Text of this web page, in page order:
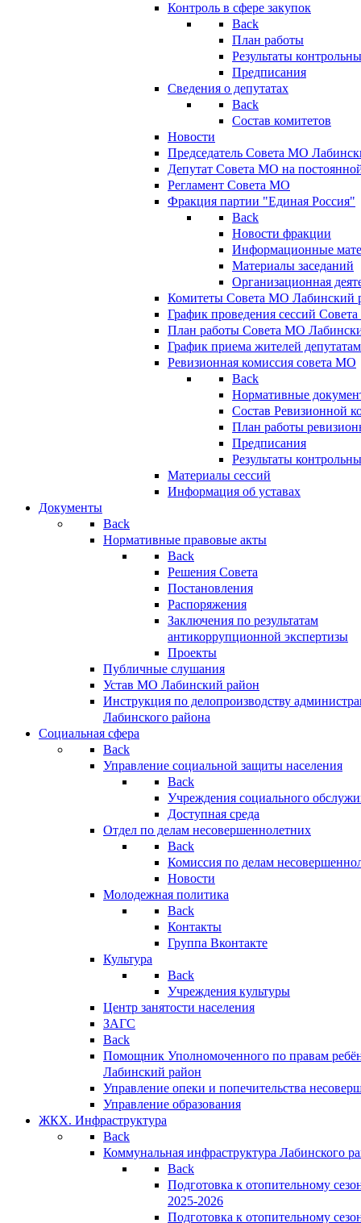
Контроль в сфере закупок
Back
План работы
Результаты
Предписания
Сведения о депутатах
Back
Состав комитетов
Новости
Председатель Совета МО
Депутат Совета МО на
Регламент Совета МО
Фракция партии "Единая Россия"
Back
Новости фракции
Информационные
Материалы заседаний
Организационная
Комитеты Совета МО Лабинский
График проведения сессий
План работы Совета МО
График приема жителей
Ревизионная комиссия совета МО
Back
Нормативные
Состав Ревизионной
План работы
Предписания
Результаты
Материалы сессий
Информация об уставах
Документы
Back
Нормативные правовые акты
Back
Решения Совета
Постановления
Распоряжения
Заключения по результатам
антикоррупционной экспертизы
Проекты
Публичные слушания
Устав МО Лабинский район
Инструкция по делопроизводству
Лабинского района
Социальная сфера
Back
Управление социальной защиты населения
Back
Учреждения социального
Доступная среда
Отдел по делам несовершеннолетних
Back
Комиссия по делам
Новости
Молодежная политика
Back
Контакты
Группа Вконтакте
Культура
Back
Учреждения культуры
Центр занятости населения
ЗАГС
Back
Помощник Уполномоченного по правам
Лабинский район
Управление опеки и попечительства
Управление образования
ЖКХ. Инфраструктура
Back
Коммунальная инфраструктура Лабинского
Back
Подготовка к отопительному
2025-2026
Подготовка к отопительному